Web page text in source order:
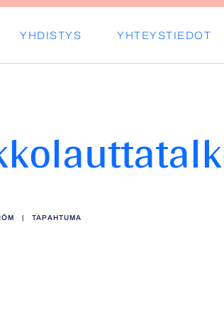
YHDISTYS YHTEYSTIEDOT
| TAPAHTUMA